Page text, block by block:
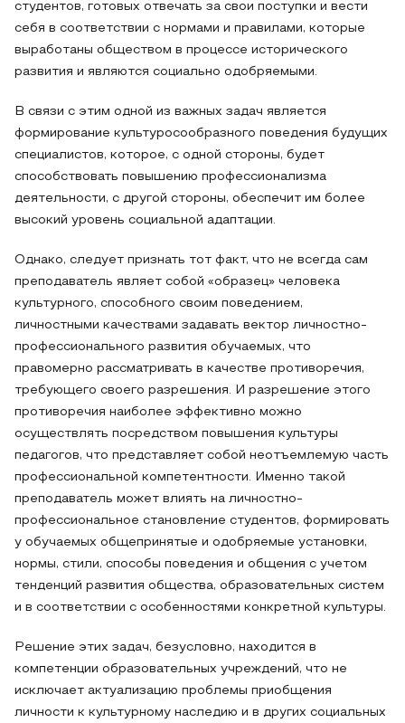
студентов, готовых отвечать за свои поступки и вести
себя в соответствии с нормами и правилами, которые
выработаны обществом в процессе исторического
развития и являются социально одобряемыми.
В связи с этим одной из важных задач является
формирование культуросообразного поведения будущих
специалистов, которое, с одной стороны, будет
способствовать повышению профессионализма
деятельности, с другой стороны, обеспечит им более
высокий уровень социальной адаптации.
Однако, следует признать тот факт, что не всегда сам
преподаватель являет собой «образец» человека
культурного, способного своим поведением,
личностными качествами задавать вектор личностно-
профессионального развития обучаемых, что
правомерно рассматривать в качестве противоречия,
требующего своего разрешения. И разрешение этого
противоречия наиболее эффективно можно
осуществлять посредством повышения культуры
педагогов, что представляет собой неотъемлемую часть
профессиональной компетентности. Именно такой
преподаватель может влиять на личностно-
профессиональное становление студентов, формировать
у обучаемых общепринятые и одобряемые установки,
нормы, стили, способы поведения и общения с учетом
тенденций развития общества, образовательных систем
и в соответствии с особенностями конкретной культуры.
Решение этих задач, безусловно, находится в
компетенции образовательных учреждений, что не
исключает актуализацию проблемы приобщения
личности к культурному наследию и в других социальных